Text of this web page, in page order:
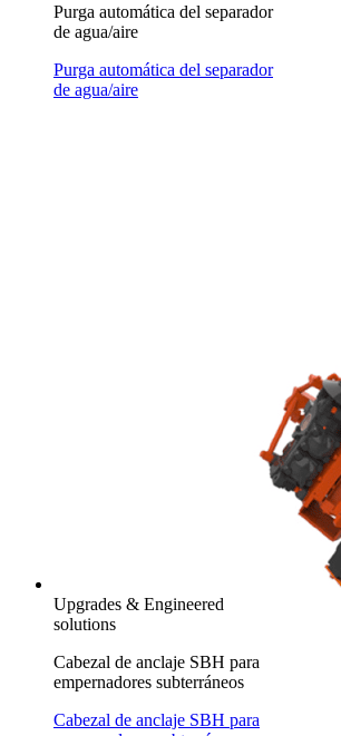
Purga automática del separador
de agua/aire
Purga automática del separador
de agua/aire
Upgrades & Engineered
solutions
Cabezal de anclaje SBH para
empernadores subterráneos
Cabezal de anclaje SBH para